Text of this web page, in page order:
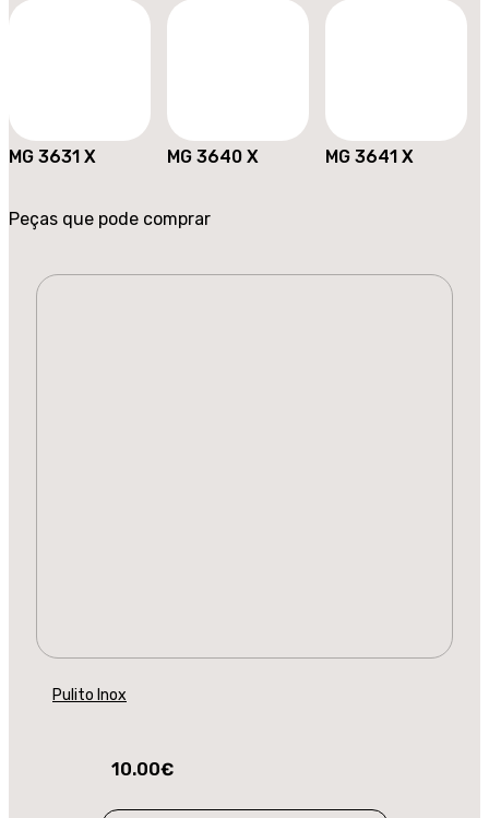
MG 3631 X MG 3640 X MG 3641 X
Peças que pode comprar
Pulito Inox
10.00€